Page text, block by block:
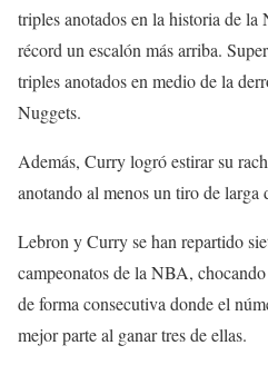
triples anotados en la historia de
récord un escalón más arriba.
triples anotados en medio de la
Nuggets.
Además, Curry logró estirar su
anotando al menos un tiro de larga
Lebron y Curry se han repartido
campeonatos de la NBA,
de forma consecutiva donde el
mejor parte al ganar tres de ellas.